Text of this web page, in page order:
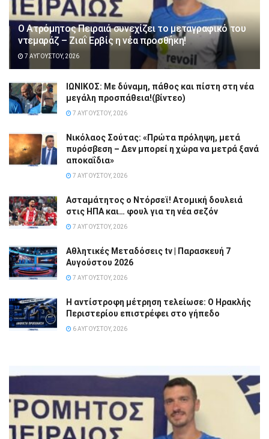
Ο Ατρόμητος Πειραιά συνεχίζει το μεταγραφικό του
ντεμαράζ – Ζιαΐ Ερβίς η νέα προσθήκη!
7 ΑΥΓΟΎΣΤΟΥ, 2026
ΙΩΝΙΚΟΣ: Με δύναμη, πάθος και πίστη στη νέα
μεγάλη προσπάθεια!(βίντεο)
7 ΑΥΓΟΎΣΤΟΥ, 2026
Νικόλαος Σούτας: «Πρώτα πρόληψη, μετά
πυρόσβεση – Δεν μπορεί η χώρα να μετρά ξανά
αποκαΐδια»
7 ΑΥΓΟΎΣΤΟΥ, 2026
Ασταμάτητος ο Ντόρσεϊ! Ατομική δουλειά
στις ΗΠΑ και… φουλ για τη νέα σεζόν
7 ΑΥΓΟΎΣΤΟΥ, 2026
Αθλητικές Μεταδόσεις tv | Παρασκευή 7
Αυγούστου 2026
7 ΑΥΓΟΎΣΤΟΥ, 2026
Η αντίστροφη μέτρηση τελείωσε: Ο Ηρακλής
Περιστερίου επιστρέφει στο γήπεδο
6 ΑΥΓΟΎΣΤΟΥ, 2026